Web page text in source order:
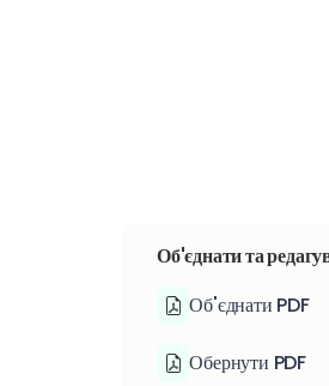
Об'єднати та
Об'єднати PDF
Обернути PDF